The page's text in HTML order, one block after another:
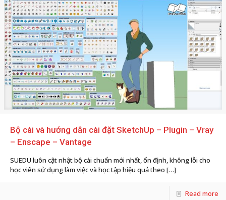
Bộ cài và hướng dẫn cài đặt SketchUp – Plugin – Vray
– Enscape – Vantage
SUEDU luôn cật nhật bộ cài chuẩn mới nhất, ổn định, không lỗi cho
học viên sử dụng làm việc và học tập hiệu quả theo […]
Read more